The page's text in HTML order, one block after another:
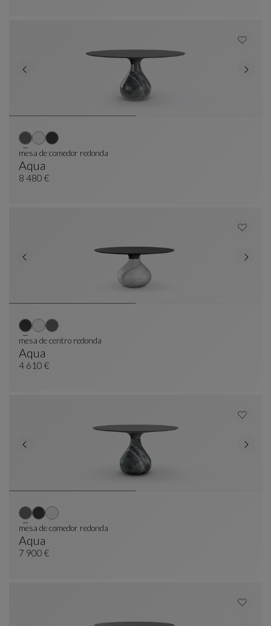
Aqua
Mesa De Comedor Redonda
Ver Descripción Completa
mesa de comedor redonda
8 480 €
Aqua
Mesa De Centro Redonda
Ver Descripción Completa
mesa de centro redonda
4 610 €
Aqua
Mesa De Comedor Redonda
Ver Descripción Completa
mesa de comedor redonda
7 900 €